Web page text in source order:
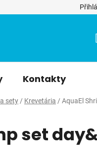
Kontakty
sety / Krevetária / AquaEl
set